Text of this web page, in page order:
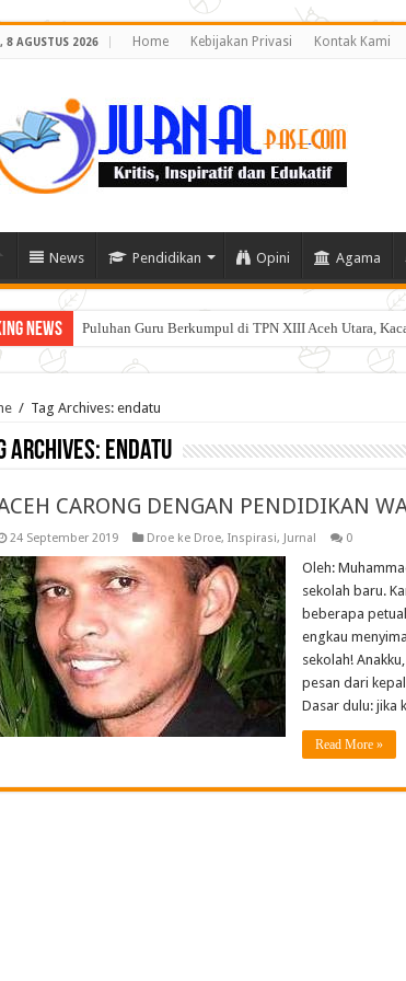
8 AGUSTUS 2026 Home Kebijakan Privasi Kontak Kami
News Pendidikan Opini Agama
News Puluhan Guru Berkumpul di TPN XIII Aceh Utara,
/ Tag Archives: endatu
Archives: endatu
CARONG DENGAN PENDIDIKAN
24 September 2019 Droe ke Droe, Inspirasi, Jurnal 0
Oleh:
sekolah baru.
beberapa
engkau
sekolah!
pesan dari
Dasar dulu: jika
Read More »